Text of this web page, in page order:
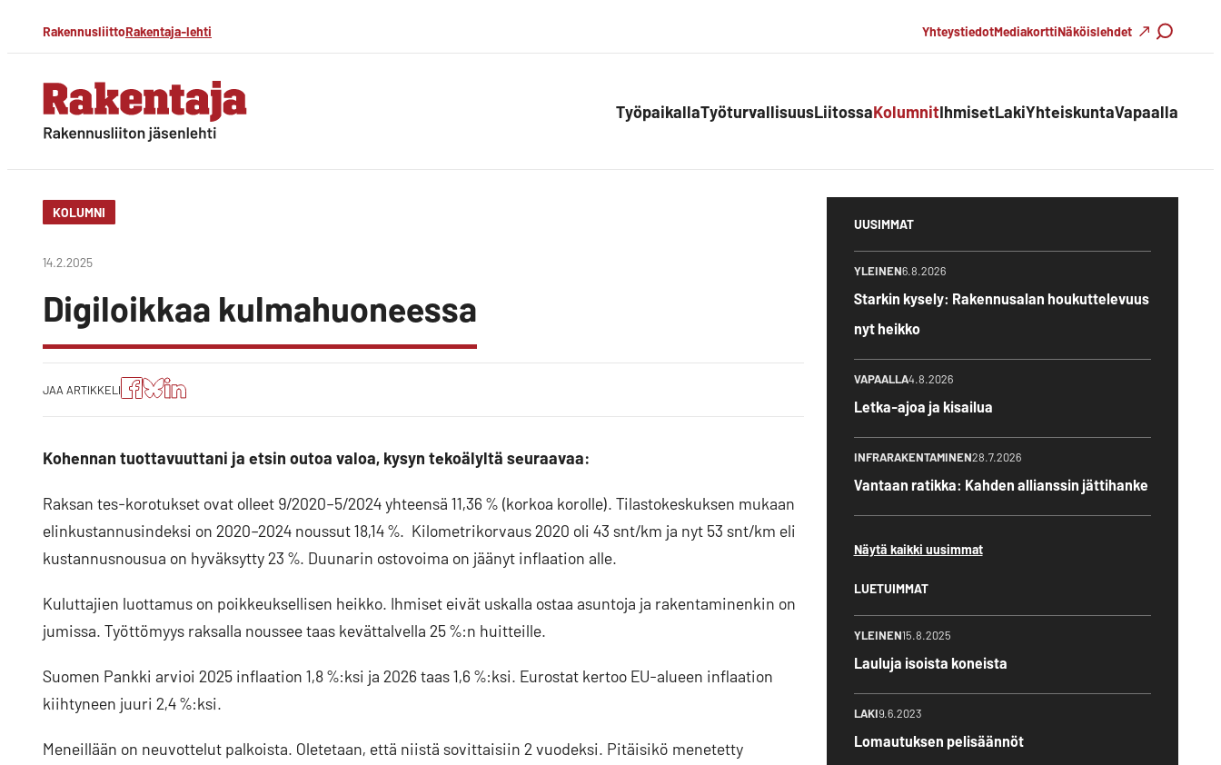
Siirry
suoraan
sisältöön
RakennusliittoRakentaja-lehti YhteystiedotMediakorttiNäköislehdet
Haku
Rakentaja-lehti TyöpaikallaTyöturvallisuusLiitossaKolumnitIhmisetLakiYhteiskuntaVapaalla
KOLUMNI
14.2.2025
Digiloikkaa kulmahuoneessa
JAA ARTIKKELI
JaaJaaJako:
Kohennan tuottavuuttani ja etsin outoa valoa, kysyn tekoälyltä seuraavaa:
Raksan tes-korotukset ovat olleet 9/2020–5/2024 yhteensä 11,36 % (korkoa korolle). Tilastokeskuksen mukaan
elinkustannusindeksi on 2020–2024 noussut 18,14 %. Kilometrikorvaus 2020 oli 43 snt/km ja nyt 53 snt/km eli
kustannusnousua on hyväksytty 23 %. Duunarin ostovoima on jäänyt inflaation alle.
Kuluttajien luottamus on poikkeuksellisen heikko. Ihmiset eivät uskalla ostaa asuntoja ja rakentaminenkin on
jumissa. Työttömyys raksalla noussee taas kevättalvella 25 %:n huitteille.
Suomen Pankki arvioi 2025 inflaation 1,8 %:ksi ja 2026 taas 1,6 %:ksi. Eurostat kertoo EU-alueen inflaation
kiihtyneen juuri 2,4 %:ksi.
Meneillään on neuvottelut palkoista. Oletetaan, että niistä sovittaisiin 2 vuodeksi. Pitäisikö menetetty
UUSIMMAT
YLEINEN6.8.2026
Starkin kysely: Rakennusalan houkuttelevuus
nyt heikko
VAPAALLA4.8.2026
Letka-ajoa ja kisailua
INFRARAKENTAMINEN28.7.2026
Vantaan ratikka: Kahden allianssin jättihanke
Näytä kaikki uusimmat
LUETUIMMAT
YLEINEN15.8.2025
Lauluja isoista koneista
LAKI9.6.2023
Lomautuksen pelisäännöt